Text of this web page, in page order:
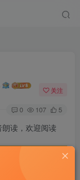
关注
0 107 5
读，欢迎阅读